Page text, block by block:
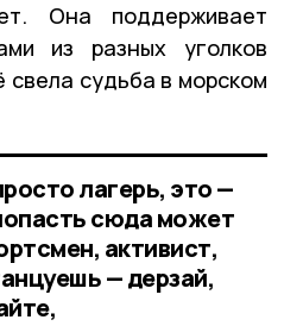
Она поддерживает
из разных уголков
свела судьба в морском
лагерь, это —
сюда может
активист,
— дерзай,